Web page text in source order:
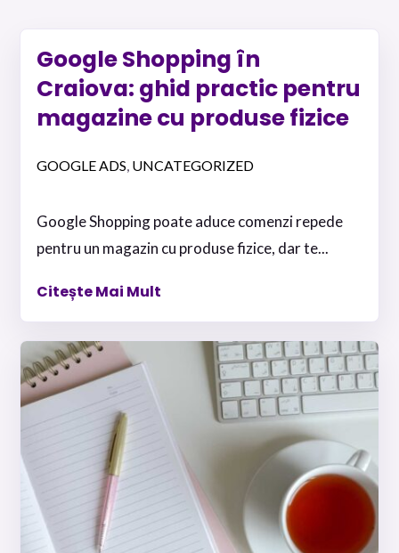
Google Shopping în
Craiova: ghid practic pentru
magazine cu produse fizice
GOOGLE ADS, UNCATEGORIZED
Google Shopping poate aduce comenzi repede
pentru un magazin cu produse fizice, dar te...
Citește Mai Mult